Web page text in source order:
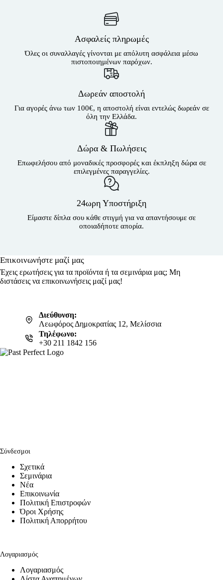
Ασφαλείς πληρωμές
Όλες οι συναλλαγές γίνονται με απόλυτη ασφάλεια μέσω
πιστοποιημένων παρόχων.
Δωρεάν αποστολή
Για αγορές άνω των 100€, η αποστολή είναι εντελώς δωρεάν σε
όλη την Ελλάδα.
Δώρα & Πωλήσεις
Επωφελήσου από μοναδικές προσφορές και έκπληξη δώρα σε
επιλεγμένες παραγγελίες.
24ωρη Υποστήριξη
Είμαστε δίπλα σου κάθε στιγμή για να απαντήσουμε σε
οποιαδήποτε απορία.
Επικοινωνήστε μαζί μας
Έχεις ερωτήσεις για τα προϊόντα ή τα σεμινάρια μας; Μη
διστάσεις να επικοινωνήσεις μαζί μας!
Διεύθυνση:
Λεωφόρος Δημοκρατίας 12, Μελίσσια
Τηλέφωνο:
+30 211 1842 156
Σύνδεσμοι
Σχετικά
Σεμινάρια
Νέα
Επικοινωνία
Πολιτική Επιστροφών
Όροι Χρήσης
Πολιτική Απορρήτου
Λογαριασμός
Λογαριασμός